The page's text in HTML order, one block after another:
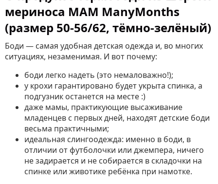
мериноса MAM ManyMonths
(размер 50-56/62, тёмно-зелёный)
Боди — самая удобная детская одежда и, во многих
ситуациях, незаменимая. И вот почему:
боди легко надеть (это немаловажно!);
у крохи гарантировано будет укрыта спинка, а
подгузник останется на месте :)
даже мамы, практикующие высаживание
младенцев с первых дней, находят детские боди
весьма практичными;
идеальная слингоодежда: именно в боди, в
отличии от футболочки или джемпера, ничего
не задирается и не собирается в складочки на
спинке или животике ребёнка при намотке.